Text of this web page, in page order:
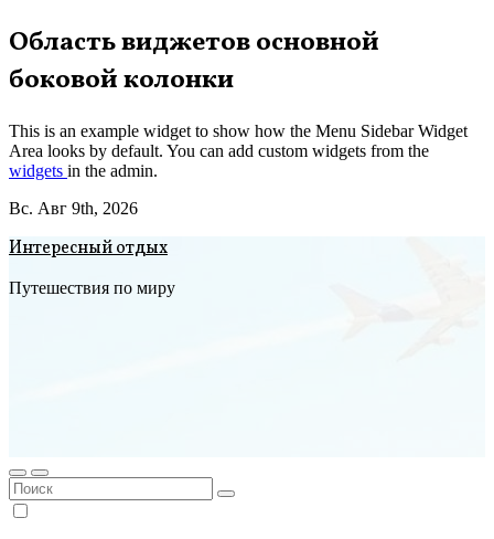
Перейти
к
содержимому
Область виджетов основной
боковой колонки
This is an example widget to show how the Menu Sidebar Widget
Area looks by default. You can add custom widgets from the
widgets in the admin.
Вс. Авг 9th, 2026
Интересный отдых
Путешествия по миру